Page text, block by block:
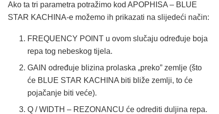
Ako ta tri parametra potražimo kod APOPHISA – BLUE
STAR KACHINA-e možemo ih prikazati na slijedeći način:
FREQUENCY POINT u ovom slučaju određuje boja
repa tog nebeskog tijela.
GAIN određuje blizina prolaska „preko” zemlje (što
će BLUE STAR KACHINA biti bliže zemlji, to će
pojačanje biti veće).
Q / WIDTH – REZONANCU će odrediti duljina repa.